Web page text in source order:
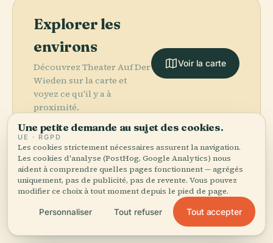
Explorer les
environs
Découvrez Theater Auf Der
Wieden sur la carte et
voyez ce qu'il y a à
proximité.
Voir la carte
More inVienne.
518 lieux à découvrir — quelques-uns à associer.
PLACE
Musée
L'Art de Vienne
PLACE
Opéra D'État
De Vienne
PLACE
PLACE
Château de
Une petite demande au sujet des cookies.
UE · RGPD
Les cookies strictement nécessaires assurent la navigation.
Les cookies d'analyse (PostHog, Google Analytics) nous
aident à comprendre quelles pages fonctionnent — agrégés
uniquement, pas de publicité, pas de revente. Vous pouvez
modifier ce choix à tout moment depuis le pied de page.
Personnaliser Tout refuser Tout accepter